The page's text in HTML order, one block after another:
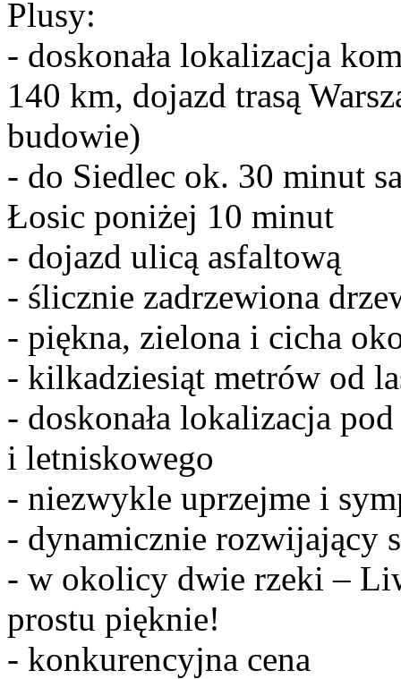
Plusy:
- doskonała lokalizacja
140 km, dojazd trasą
budowie)
- do Siedlec ok. 30 minut
Łosic poniżej 10 minut
- dojazd ulicą asfaltową
- ślicznie zadrzewiona
- piękna, zielona i cicha
- kilkadziesiąt metrów od
- doskonała lokalizacja
i letniskowego
- niezwykle uprzejme i
- dynamicznie rozwijający
- w okolicy dwie rzeki –
prostu pięknie!
- konkurencyjna cena